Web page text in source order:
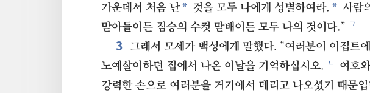
가운데서 처음 난* 것을 모두 나에게 성별하여라. * 사람
맏아들이든 짐승의 수컷 맏배이든 모두 나의 것이다.” ㄱ
3 그래서 모세가 백성에게 말했다. “여러분이 이집트
노예살이하던 집에서 나온 이날을 기억하십시오. ㄴ 여호
강력한 손으로 여러분을 거기에서 데리고 나오셨기 때문